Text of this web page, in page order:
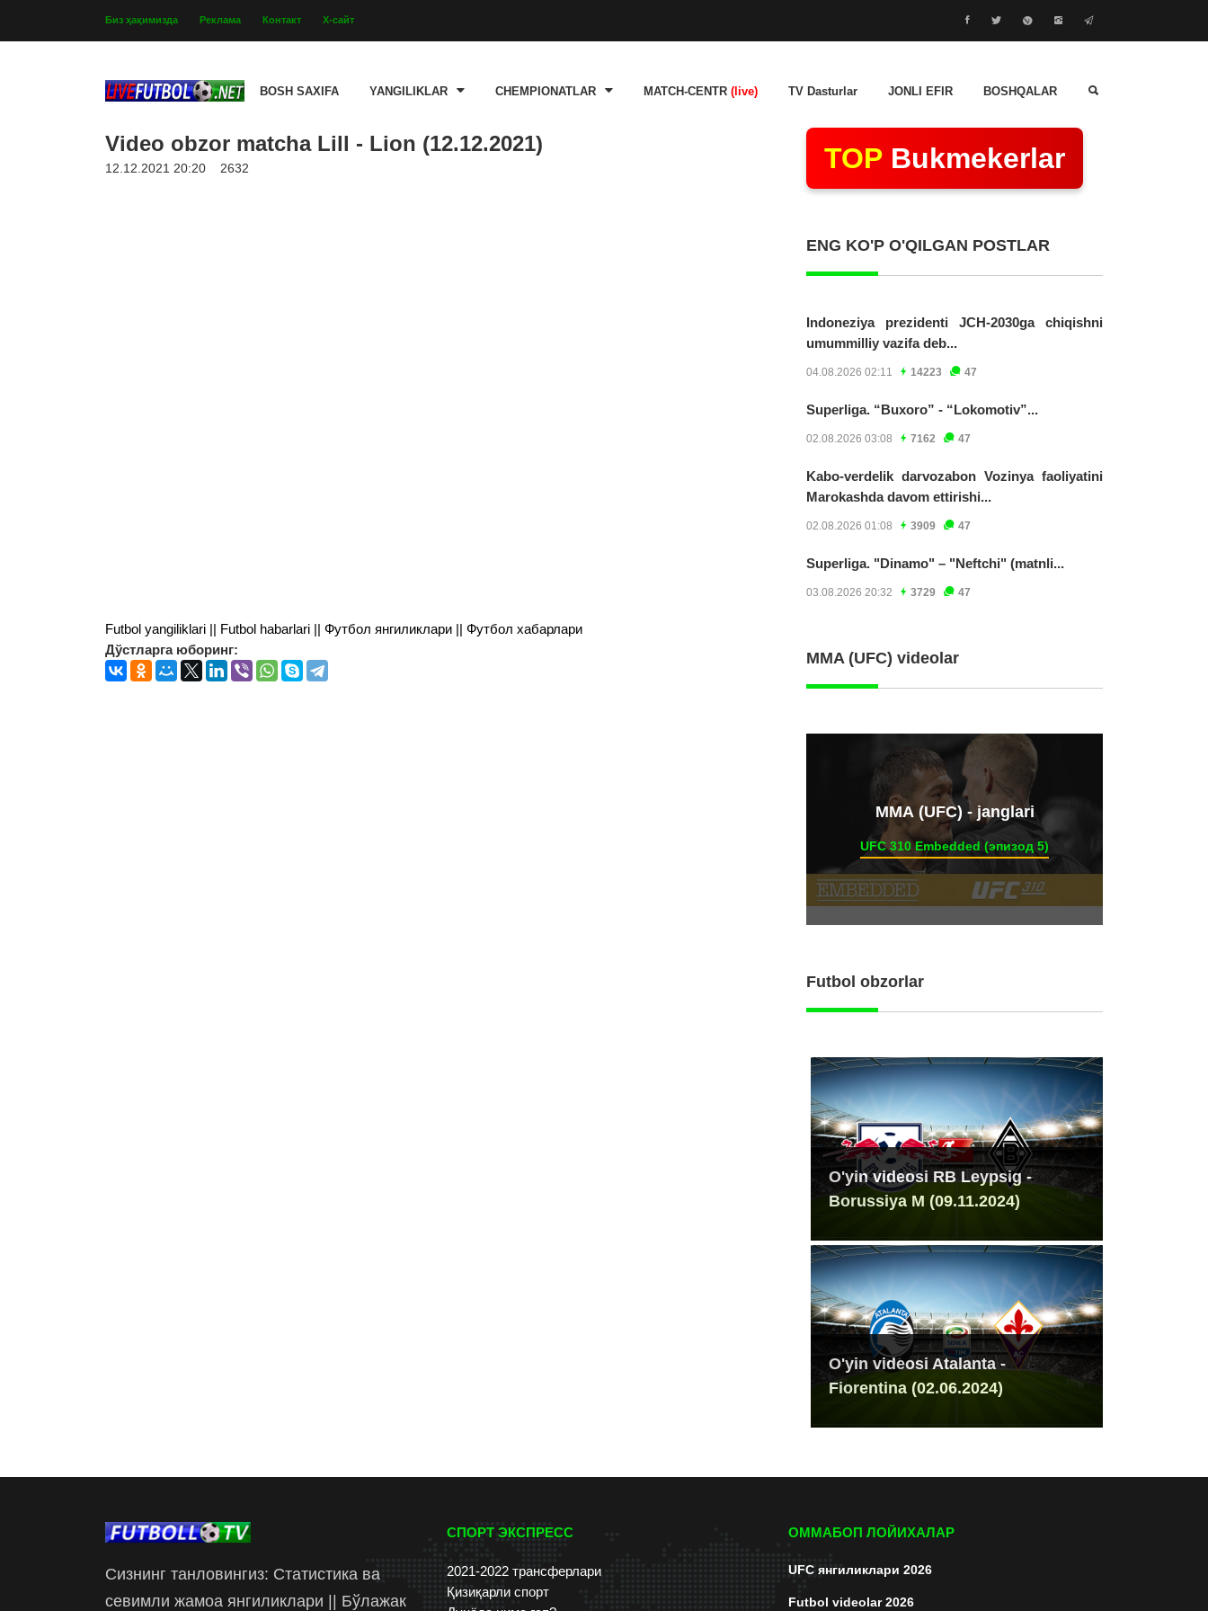
Биз ҳақимизда Реклама Контакт Х-сайт
BOSH SAXIFA YANGILIKLAR CHEMPIONATLAR MATCH-CENTR (live) TV Dasturlar JONLI EFIR BOSHQALAR
Video obzor matcha Lill - Lion (12.12.2021)
12.12.2021 20:20 2632
Futbol yangiliklari || Futbol habarlari || Футбол янгиликлари || Футбол хабарлари
Дўстларга юборинг:
TOP Bukmekerlar
ENG KO'P O'QILGAN POSTLAR
Indoneziya prezidenti JCH-2030ga chiqishni
umummilliy vazifa deb...
04.08.2026 02:11 14223 47
Superliga. “Buxoro” - “Lokomotiv”...
02.08.2026 03:08 7162 47
Kabo-verdelik darvozabon Vozinya faoliyatini
Marokashda davom ettirishi...
02.08.2026 01:08 3909 47
Superliga. "Dinamo" – "Neftchi" (matnli...
03.08.2026 20:32 3729 47
MMA (UFC) videolar
ММА (UFC) - janglari
UFC 310 Embedded (эпизод 5)
Futbol obzorlar
O'yin videosi RB Leypsig -
Borussiya M (09.11.2024)
O'yin videosi Atalanta -
Fiorentina (02.06.2024)
Сизнинг танловингиз: Статистика ва
севимли жамоа янгиликлари || Бўлажак
СПОРТ ЭКСПРЕСС
2021-2022 трансферлари
Қизиқарли спорт
ОММАБОП ЛОЙИХАЛАР
UFC янгиликлари 2026
Futbol videolar 2026